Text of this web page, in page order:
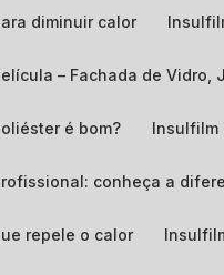
diminuir calor
– Fachada de Vidro,
é bom? Insulfilm
conheça a
repele o calor